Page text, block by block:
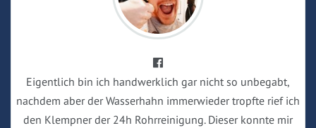
Eigentlich bin ich handwerklich gar nicht so unbegabt,
nachdem aber der Wasserhahn immerwieder tropfte rief ich
den Klempner der 24h Rohrreinigung. Dieser konnte mir